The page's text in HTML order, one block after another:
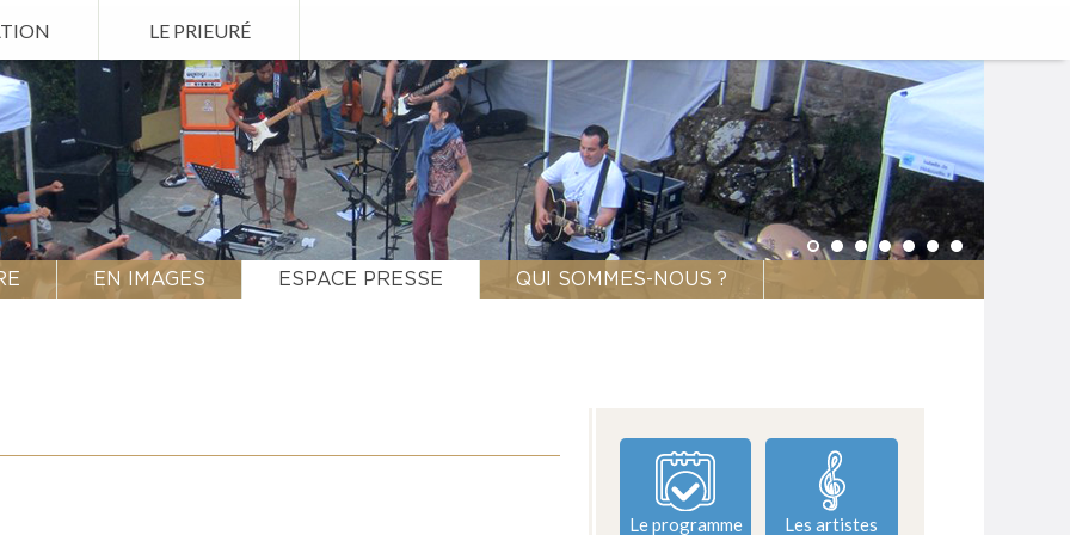
LE PRIEURÉ
EN IMAGES ESPACE PRESSE QUI SOMMES-NOUS ?
Le programme Les artistes